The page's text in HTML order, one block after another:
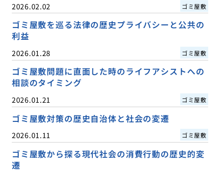
2026.02.02 ゴミ屋敷
ゴミ屋敷を巡る法律の歴史プライバシーと公共の
利益
2026.01.28 ゴミ屋敷
ゴミ屋敷問題に直面した時のライフアシストへの
相談のタイミング
2026.01.21 ゴミ屋敷
ゴミ屋敷対策の歴史自治体と社会の変遷
2026.01.11 ゴミ屋敷
ゴミ屋敷から探る現代社会の消費行動の歴史的変
遷